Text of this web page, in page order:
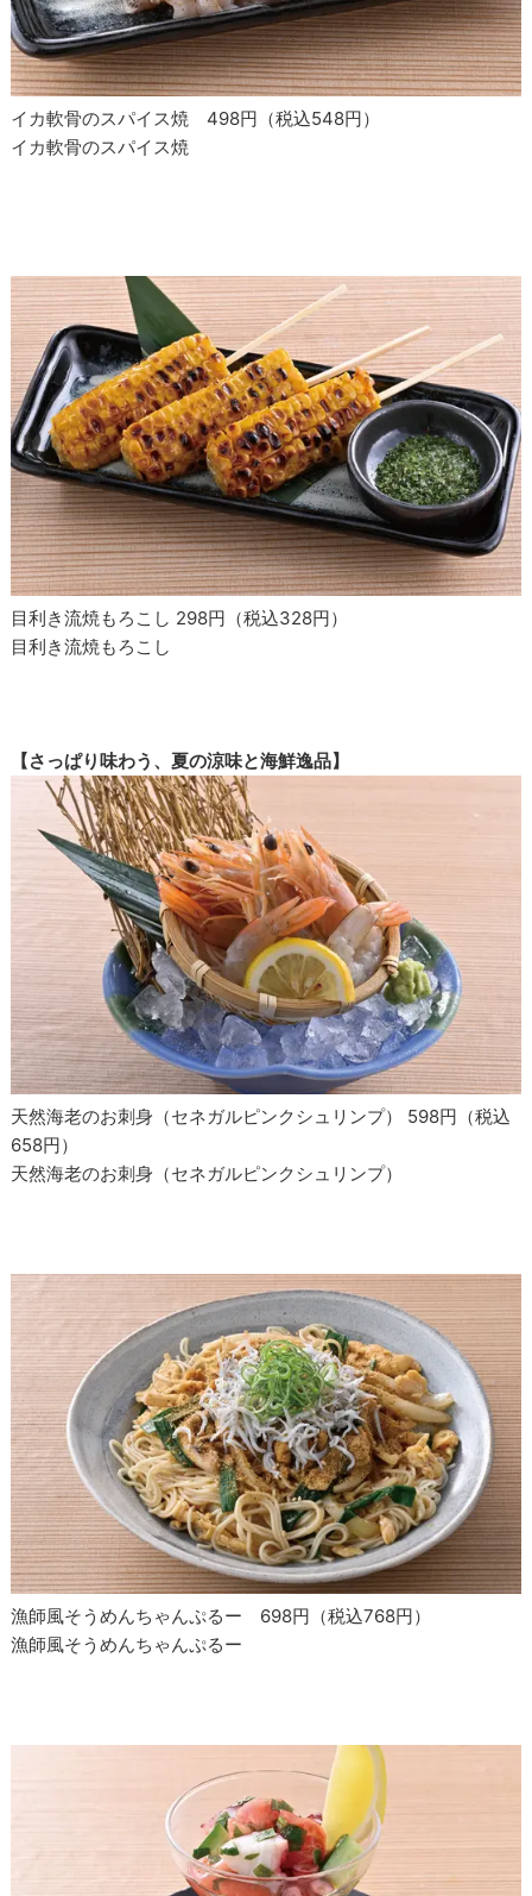
イカ軟骨のスパイス焼 498円（税込548円）
イカ軟骨のスパイス焼
目利き流焼もろこし 298円（税込328円）
目利き流焼もろこし
【さっぱり味わう、夏の涼味と海鮮逸品】
天然海老のお刺身（セネガルピンクシュリンプ） 598円（税込
658円）
天然海老のお刺身（セネガルピンクシュリンプ）
漁師風そうめんちゃんぷるー 698円（税込768円）
漁師風そうめんちゃんぷるー